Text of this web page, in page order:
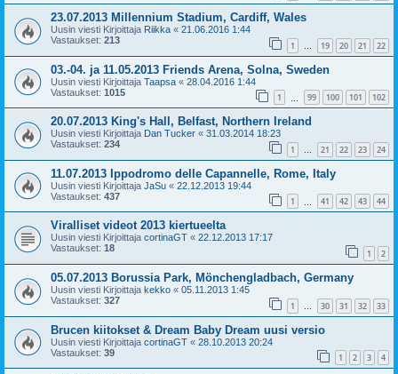
23.07.2013 Millennium Stadium, Cardiff, Wales
Uusin viesti Kirjoittaja Riikka « 21.06.2016 1:44
Vastaukset: 213 1 … 19 20 21 22
03.-04. ja 11.05.2013 Friends Arena, Solna, Sweden
Uusin viesti Kirjoittaja Taapsa « 28.04.2016 1:44
Vastaukset: 1015 1 99 100 101 102
20.07.2013 King's Hall, Belfast, Northern Ireland
Uusin viesti Kirjoittaja Dan Tucker « 31.03.2014 18:23
Vastaukset: 234 1 … 21 22 23 24
11.07.2013 Ippodromo delle Capannelle, Rome, Italy
Uusin viesti Kirjoittaja JaSu « 22.12.2013 19:44
Vastaukset: 437 1 41 42 43 44
Viralliset videot 2013 kiertueelta
Uusin viesti Kirjoittaja cortinaGT « 22.12.2013 17:17
Vastaukset: 18 1 2
05.07.2013 Borussia Park, Mönchengladbach, Germany
Uusin viesti Kirjoittaja kekko « 05.11.2013 1:45
Vastaukset: 327 1 … 30 31 32 33
Brucen kiitokset & Dream Baby Dream uusi versio
Uusin viesti Kirjoittaja cortinaGT « 28.10.2013 20:24
Vastaukset: 39 1 2 3 4